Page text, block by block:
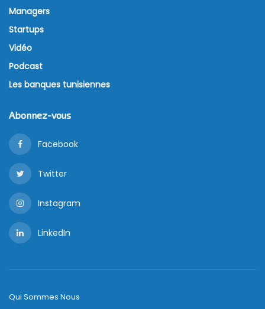
Managers
Startups
Vidéo
Podcast
Les banques tunisiennes
Abonnez-vous
Facebook
Twitter
Instagram
LinkedIn
Qui Sommes Nous